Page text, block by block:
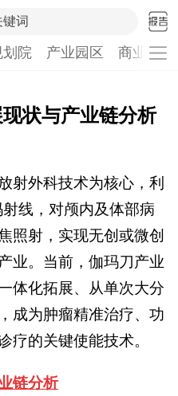
词
划院 产业园区 商业计
状与产业链分析
射外科技术为核心，利
线，对颅内及体部病
照射，实现无创或微创
业。当前，伽玛刀产业
体化拓展、从单次大分
成为肿瘤精准治疗、功
疗的关键使能技术。
链分析